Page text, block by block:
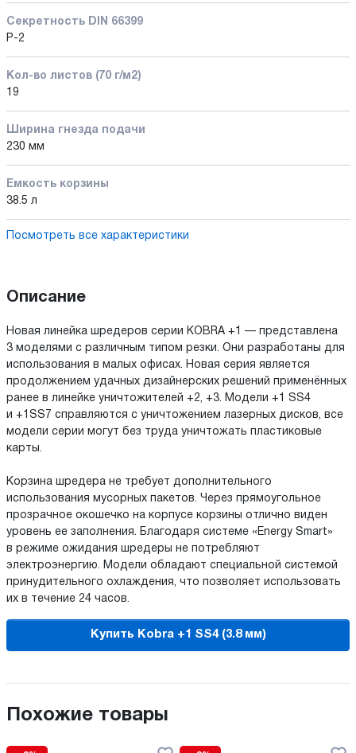
Секретность DIN 66399
P-2
Кол-во листов (70 г/м2)
19
Ширина гнезда подачи
230 мм
Емкость корзины
38.5 л
Посмотреть все характеристики
Описание
Новая линейка шредеров серии KOBRA +1 — представлена
3 моделями с различным типом резки. Они разработаны для
использования в малых офисах. Новая серия является
продолжением удачных дизайнерских решений применённых
ранее в линейке уничтожителей +2, +3. Модели +1 SS4
и +1SS7 справляются с уничтожением лазерных дисков, все
модели серии могут без труда уничтожать пластиковые
карты.
Корзина шредера не требует дополнительного
использования мусорных пакетов. Через прямоугольное
прозрачное окошечко на корпусе корзины отлично виден
уровень ее заполнения. Благодаря системе «Energy Smart»
в режиме ожидания шредеры не потребляют
электроэнергию. Модели обладают специальной системой
принудительного охлаждения, что позволяет использовать
их в течение 24 часов.
Купить Kobra +1 SS4 (3.8 мм)
Похожие товары